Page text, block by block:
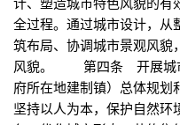
全过程。通过城市设计，从
筑布局、协调城市景观风貌
风貌。 第四条 开展城市
府所在地建制镇）总体规划
坚持以人为本，保护自然